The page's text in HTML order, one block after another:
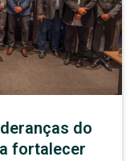
do
fortalecer